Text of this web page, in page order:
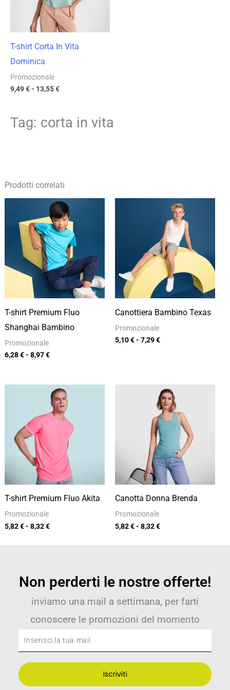
T-shirt Corta In Vita
Dominica
Promozionale
9,49€- 13,55€
Tag: corta in vita
Prodotti correlati
T-shirt Premium Fluo
Shanghai Bambino
Promozionale
6,28€- 8,97€
Fascia
di
prezzo:
da
6,28 €
a
8,97 €
Canottiera Bambino Texas
Promozionale
5,10€- 7,29€
Fascia
prezzo:
da
5,10 €
a
7,29 €
T-shirt Premium Fluo Akita
Promozionale
5,82€- 8,32€
Fascia
di
prezzo:
da
8,32 €
Canotta Donna Brenda
Promozionale
5,82€- 8,32€
Fascia
di
prezzo:
da
5,82 €
a
8,32 €
Non perderti le nostre offerte!
inviamo una mail a settimana, per farti
conoscere le promozioni del momento
Inserisci
la
tua
mail
Iscriviti